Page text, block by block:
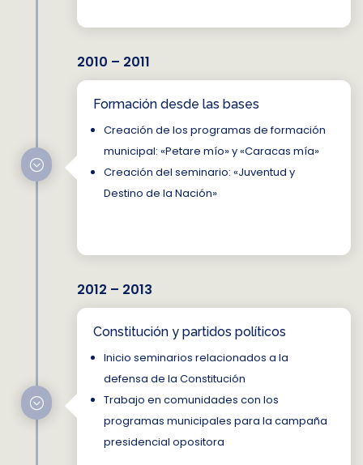
Formación desde las bases
Creación de los programas de formación
municipal: «Petare mío» y «Caracas mía»
Creación del seminario: «Juventud y
Destino de la Nación»
;
2010 – 2011
2012 – 2013
;
Constitución y partidos políticos
Inicio seminarios relacionados a la
defensa de la Constitución
Trabajo en comunidades con los
programas municipales para la campaña
presidencial opositora